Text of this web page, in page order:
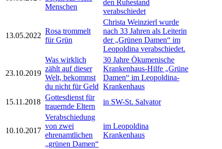
Menschen
den Ruhestand
verabschiedet
13.05.2022
Rosa trommelt
für Grün
Christa Weinzierl wurde
nach 33 Jahren als Leiterin
der „Grünen Damen“ im
Leopoldina verabschiedet.
23.10.2019
Was wirklich
zählt auf dieser
Welt, bekommst
du nicht für Geld
30 Jahre Ökumenische
Krankenhaus-Hilfe „Grüne
Damen“ im Leopoldina-
Krankenhaus
15.11.2018
Gottesdienst für
trauernde Eltern
in SW-St. Salvator
10.10.2017
Verabschiedung
von zwei
ehrenamtlichen
„grünen Damen“
im Leopoldina
Krankenhaus